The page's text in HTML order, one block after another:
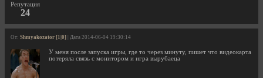
Репутация
24
От: Shmyakozator [1|0] | Дата 2014-06-04 19:30:14
У меня после запуска игры, где то через минуту, пишет что видеокарта
потеряла связь с монитором и игра вырубаеца